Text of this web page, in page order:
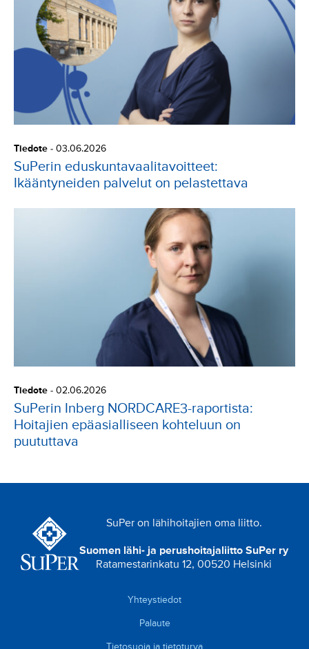
Tiedote - 03.06.2026
SuPerin eduskuntavaalitavoitteet:
Ikääntyneiden palvelut on pelastettava
Tiedote - 02.06.2026
SuPerin Inberg NORDCARE3-raportista:
Hoitajien epäasialliseen kohteluun on
puututtava
SuPer on lähihoitajien oma liitto.
Suomen lähi- ja perushoitajaliitto SuPer ry
Ratamestarinkatu 12, 00520 Helsinki
Yhteystiedot
Palaute
Tietosuoja ja tietoturva